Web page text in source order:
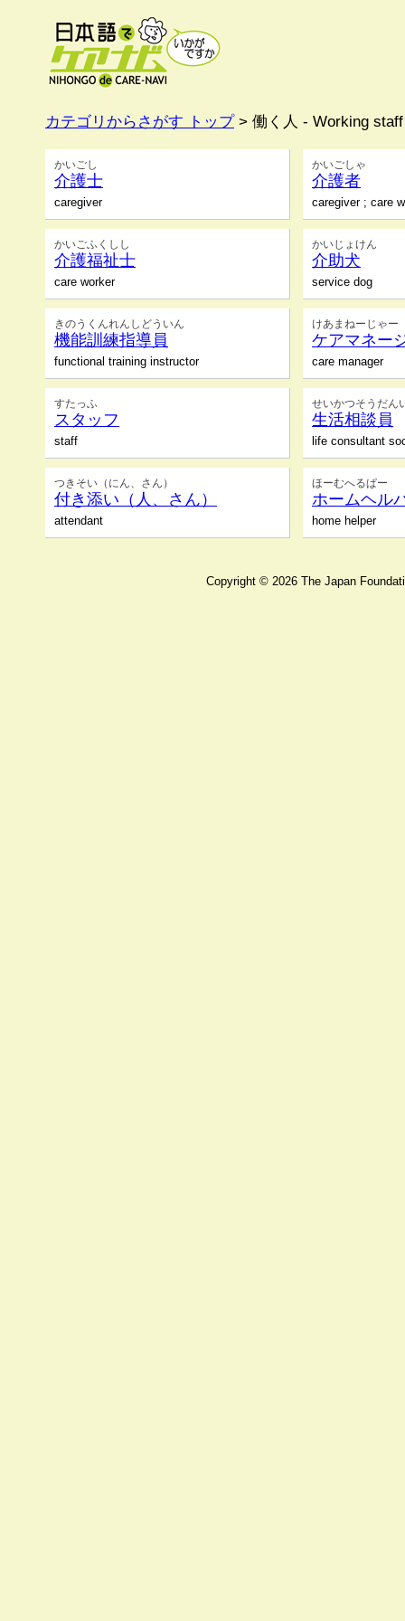
カテゴリからさがす トップ> 働く人 - Working staff
かいごし
介護士
caregiver
かいごしゃ
介護者
caregiver ; care
かいごふくしし
介護福祉士
care worker
かいじょけん
介助犬
service dog
きのうくんれんしどういん
機能訓練指導員
functional training instructor
けあまねーじゃー
ケアマネー
care manager
すたっふ
スタッフ
staff
せいかつそうだん
生活相談員
life consultant
つきそい（にん、さん）
付き添い（人、さん）
attendant
ほーむへるぱー
ホームヘル
home helper
Copyright © 2026 The Japan